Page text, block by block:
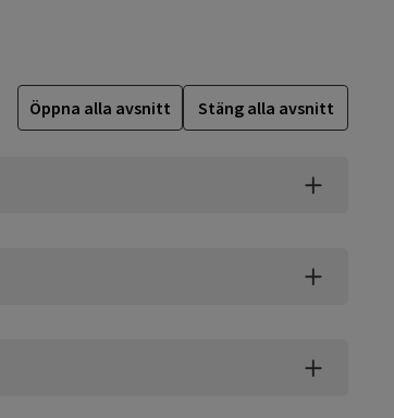
Öppna alla avsnitt Stäng alla avsnitt